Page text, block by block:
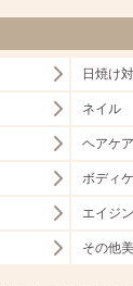
日焼け
ネイル
ヘアケ
ボディ
エイジ
その他